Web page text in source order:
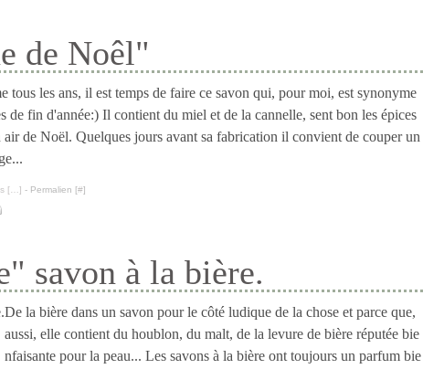
de Noêl"
tous les ans, il est temps de faire ce savon qui, pour moi, est synonyme
de fin d'année:) Il contient du miel et de la cannelle, sent bon les épices
air de Noël. Quelques jours avant sa fabrication il convient de couper un
[ ] - Permalien [#]
savon à la bière.
De la bière dans un savon pour le côté ludique de la chose et parce que,
aussi, elle contient du houblon, du malt, de la levure de bière réputée bie
nfaisante pour la peau... Les savons à la bière ont toujours un parfum bie